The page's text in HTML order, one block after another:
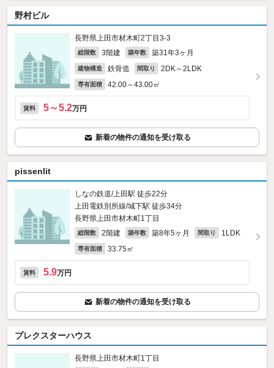
野村ビル
長野県上田市材木町2丁目3-3
総階数 3階建 築年数 築31年3ヶ月
建物構造 鉄骨造 間取り 2DK～2LDK
専有面積 42.00～43.00㎡
賃料 5～5.2万円
新着の物件の通知を受け取る
pissenlit
しなの鉄道/上田駅 徒歩22分
上田電鉄別所線/城下駅 徒歩34分
長野県上田市材木町1丁目
総階数 2階建 築年数 築8年5ヶ月 間取り 1LDK
専有面積 33.75㎡
賃料 5.9万円
新着の物件の通知を受け取る
プレクスターハウス
長野県上田市材木町1丁目